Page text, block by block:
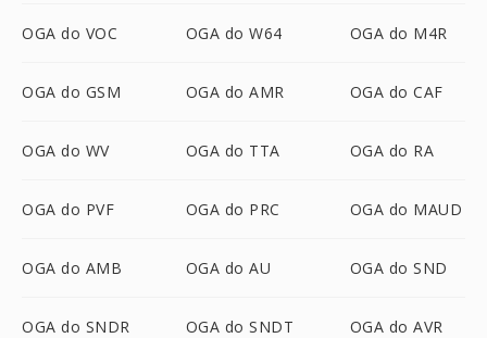
OGA do VOC OGA do W64 OGA do M4R
OGA do GSM OGA do AMR OGA do CAF
OGA do WV OGA do TTA OGA do RA
OGA do PVF OGA do PRC OGA do MAUD
OGA do AMB OGA do AU OGA do SND
OGA do SNDR OGA do SNDT OGA do AVR